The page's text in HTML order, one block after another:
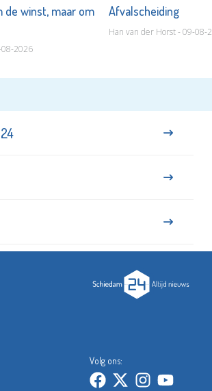
de winst, maar om
08-2026
Afvalscheiding
Han van der Horst - 09-08-
Volg ons: